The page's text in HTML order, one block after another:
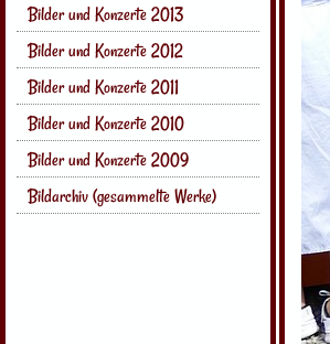
Bilder und Konzerte 2013
Bilder und Konzerte 2012
Bilder und Konzerte 2011
Bilder und Konzerte 2010
Bilder und Konzerte 2009
Bildarchiv (gesammelte Werke)